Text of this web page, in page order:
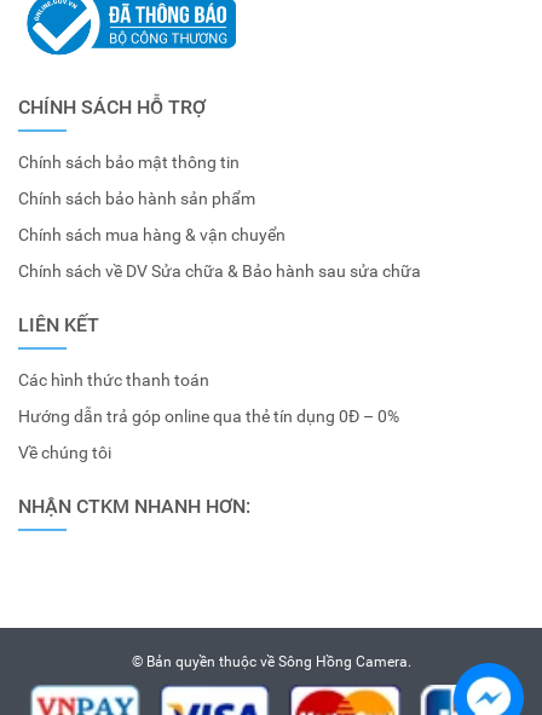
CHÍNH SÁCH HỖ TRỢ
Chính sách bảo mật thông tin
Chính sách bảo hành sản phẩm
Chính sách mua hàng & vận chuyển
Chính sách về DV Sửa chữa & Bảo hành sau sửa chữa
LIÊN KẾT
Các hình thức thanh toán
Hướng dẫn trả góp online qua thẻ tín dụng 0Đ – 0%
Về chúng tôi
NHẬN CTKM NHANH HƠN:
© Bản quyền thuộc về Sông Hồng Camera.